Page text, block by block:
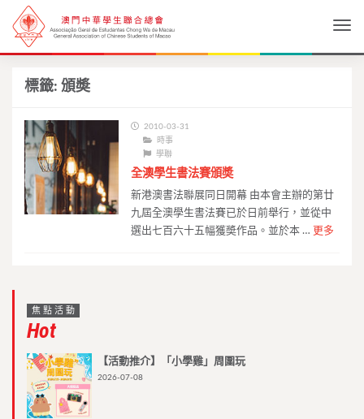
標籤: 頒奬
2010-03-31
時事
學聯
全澳學生書法賽頒奬
新港澳書法聯展同日開幕 由本會主辦的第廿
九屆全澳學生書法賽已於日前舉行，並從中
選出七百六十五幅獲奬作品。並於本 … 更多
焦點活動
Hot
【活動推介】「小學雞」周圍玩
2026-07-08